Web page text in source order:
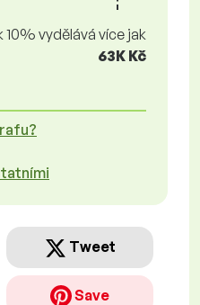
10% vydělává více jak
63K Kč
Tweet
Save